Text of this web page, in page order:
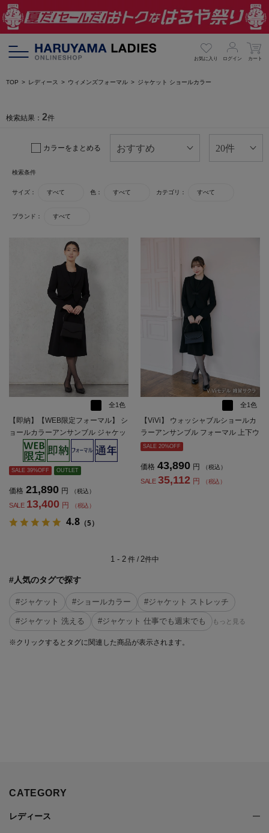
お気に入り ログイン カート
TOP レディース ウィメンズフォーマル ジャケット ショールカラー
検索結果： 2件
カラーをまとめる
検索条件
サイズ： すべて 色： すべて カテゴリ： すべて
ブランド： すべて
全1色
【即納】【WEB限定フォーマル】 シ
ョールカラーアンサンブル ジャケッ
ト/ワンピース 黒無地 通年 礼服【レ
ディース】
SALE 39%OFF OUTLET
価格 21,890 円 （税込）
SALE 13,400 円 （税込）
4.8 （5）
全1色
【ViVi】 ウォッシャブルショールカ
ラーアンサンブル フォーマル 上下ウ
ォッシャブル 通年 礼服 【レディー
SALE 20%OFF
価格 43,890 円 （税込）
SALE 35,112 円 （税込）
1 - 2件 / 2件中
#人気のタグで探す
#ジャケット #ショールカラー #ジャケット ストレッチ
#ジャケット 洗える #ジャケット 仕事でも週末でも もっと見る
※クリックするとタグに関連した商品が表示されます。
CATEGORY
レディース